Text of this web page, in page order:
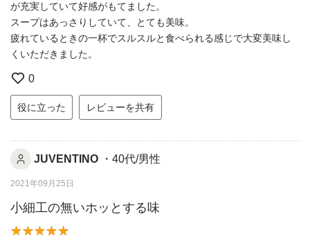
が充実していて好感がもてました。
スープはあっさりしていて、とても美味。
疲れているときの一杯でスルスルと食べられる感じで大変美味し
くいただきました。
0
役に立った レビューを共有
JUVENTINO ・40代/男性
2021年09月25日
小細工の無いホッとする味